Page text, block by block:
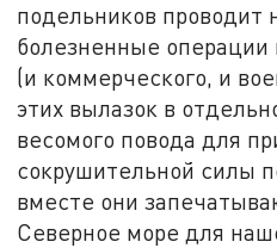
подельников проводит
болезненные операции
(и коммерческого, и
этих вылазок в
весомого повода для
сокрушительной силы
вместе они
Северное море для